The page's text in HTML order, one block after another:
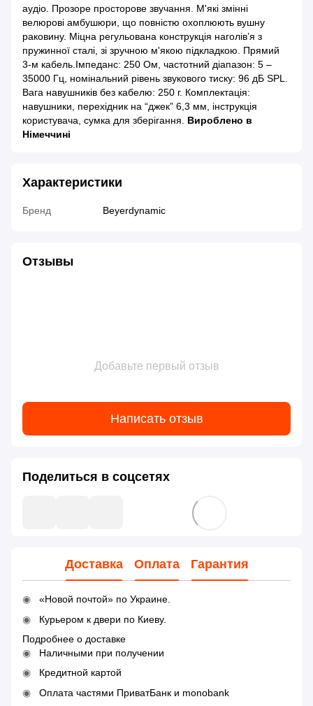
аудіо. Прозоре просторове звучання. М'які змінні
велюрові амбушюри, що повністю охоплюють вушну
раковину. Міцна регульована конструкція наголів’я з
пружинної сталі, зі зручною м'якою підкладкою. Прямий
3-м кабель.Імпеданс: 250 Ом, частотний діапазон: 5 –
35000 Гц, номінальний рівень звукового тиску: 96 дБ SPL.
Вага навушників без кабелю: 250 г. Комплектація:
навушники, перехідник на “джек” 6,3 мм, інструкція
користувача, сумка для зберігання. Вироблено в
Німеччині
Характеристики
Бренд Beyerdynamic
Отзывы
Добавьте первый отзыв
Написать отзыв
Поделиться в соцсетях
Доставка Оплата Гарантия
«Новой почтой» по Украине.
Курьером к двери по Киеву.
Подробнее о доставке
Наличными при получении
Кредитной картой
Оплата частями ПриватБанк и monobank